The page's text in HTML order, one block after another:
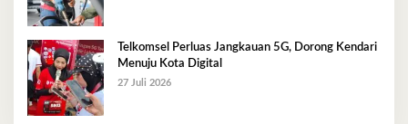
Telkomsel Perluas Jangkauan 5G, Dorong Kendari
Menuju Kota Digital
27 Juli 2026